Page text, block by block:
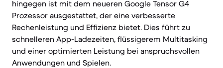
hingegen ist mit dem neueren Google Tensor G4
Prozessor ausgestattet, der eine verbesserte
Rechenleistung und Effizienz bietet. Dies führt zu
schnelleren App-Ladezeiten, flüssigerem Multitasking
und einer optimierten Leistung bei anspruchsvollen
Anwendungen und Spielen.